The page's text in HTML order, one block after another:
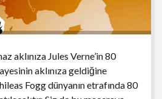
aklınıza Jules Verne’in 80
aklınıza geldiğine
Fogg dünyanın etrafında 80